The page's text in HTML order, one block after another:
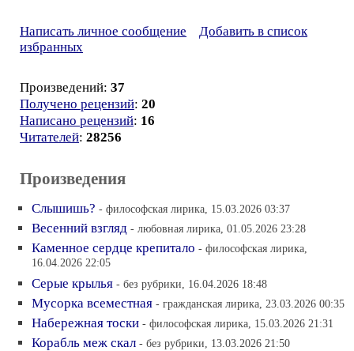
Написать личное сообщение
Добавить в список
избранных
Произведений: 37
Получено рецензий: 20
Написано рецензий: 16
Читателей: 28256
Произведения
Слышишь? - философская лирика, 15.03.2026 03:37
Весенний взгляд - любовная лирика, 01.05.2026 23:28
Каменное сердце крепитало - философская лирика,
16.04.2026 22:05
Серые крылья - без рубрики, 16.04.2026 18:48
Мусорка всеместная - гражданская лирика, 23.03.2026 00:35
Набережная тоски - философская лирика, 15.03.2026 21:31
Корабль меж скал - без рубрики, 13.03.2026 21:50